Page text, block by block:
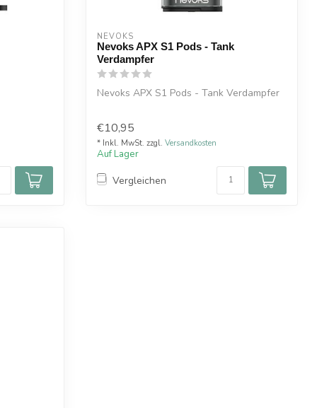
NEVOKS
Nevoks APX S1 Pods - Tank
Verdampfer
Nevoks APX S1 Pods - Tank Verdampfer
€10,95
* Inkl. MwSt. zzgl. Versandkosten
Auf Lager
Vergleichen